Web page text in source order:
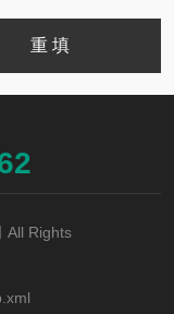
All Rights